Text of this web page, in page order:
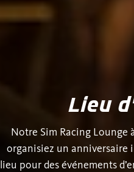
Lieu
Notre Sim Racing Lounge
organisiez un anniversaire
lieu pour des événements